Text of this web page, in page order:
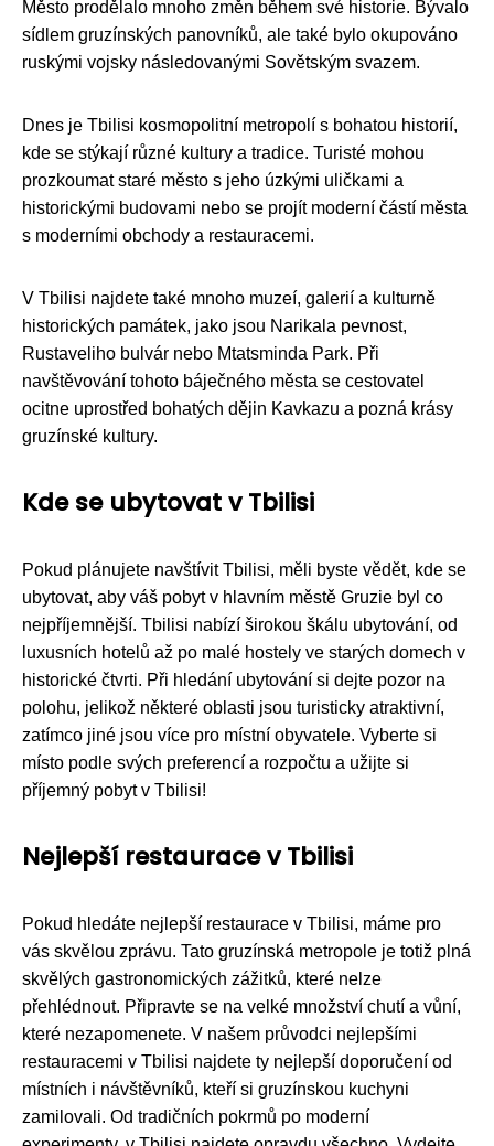
Město prodělalo mnoho změn během své historie. Bývalo
sídlem gruzínských panovníků, ale také bylo okupováno
ruskými vojsky následovanými Sovětským svazem.
Dnes je Tbilisi kosmopolitní metropolí s bohatou historií,
kde se stýkají různé kultury a tradice. Turisté mohou
prozkoumat staré město s jeho úzkými uličkami a
historickými budovami nebo se projít moderní částí města
s moderními obchody a restauracemi.
V Tbilisi najdete také mnoho muzeí, galerií a kulturně
historických památek, jako jsou Narikala pevnost,
Rustaveliho bulvár nebo Mtatsminda Park. Při
navštěvování tohoto báječného města se cestovatel
ocitne uprostřed bohatých dějin Kavkazu a pozná krásy
gruzínské kultury.
Kde se ubytovat v Tbilisi
Pokud plánujete navštívit Tbilisi, měli byste vědět, kde se
ubytovat, aby váš pobyt v hlavním městě Gruzie byl co
nejpříjemnější. Tbilisi nabízí širokou škálu ubytování, od
luxusních hotelů až po malé hostely ve starých domech v
historické čtvrti. Při hledání ubytování si dejte pozor na
polohu, jelikož některé oblasti jsou turisticky atraktivní,
zatímco jiné jsou více pro místní obyvatele. Vyberte si
místo podle svých preferencí a rozpočtu a užijte si
příjemný pobyt v Tbilisi!
Nejlepší restaurace v Tbilisi
Pokud hledáte nejlepší restaurace v Tbilisi, máme pro
vás skvělou zprávu. Tato gruzínská metropole je totiž plná
skvělých gastronomických zážitků, které nelze
přehlédnout. Připravte se na velké množství chutí a vůní,
které nezapomenete. V našem průvodci nejlepšími
restauracemi v Tbilisi najdete ty nejlepší doporučení od
místních i návštěvníků, kteří si gruzínskou kuchyni
zamilovali. Od tradičních pokrmů po moderní